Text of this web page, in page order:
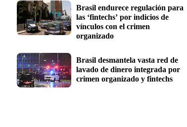
Brasil endurece regulación para
las ‘fintechs’ por indicios de
vínculos con el crimen
organizado
Brasil desmantela vasta red de
lavado de dinero integrada por
crimen organizado y fintechs